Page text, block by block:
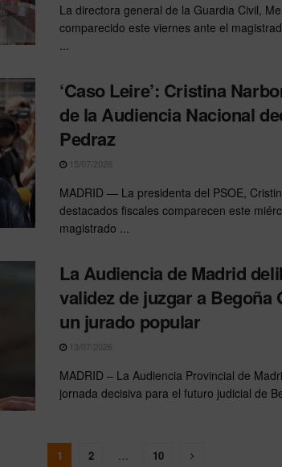
La directora general de la Guardia Civil,
comparecido este viernes ante el
...
‘Caso Leire’: Cristina
de la Audiencia Nacional
Pedraz
15/07/2026
MADRID — La presidenta del PSOE,
destacados fiscales comparecen este
magistrado ...
La Audiencia de Madrid
validez de juzgar a Begoña
un jurado popular
13/07/2026
MADRID – La Audiencia Provincial de
jornada decisiva para el futuro judicial de
1 2 10